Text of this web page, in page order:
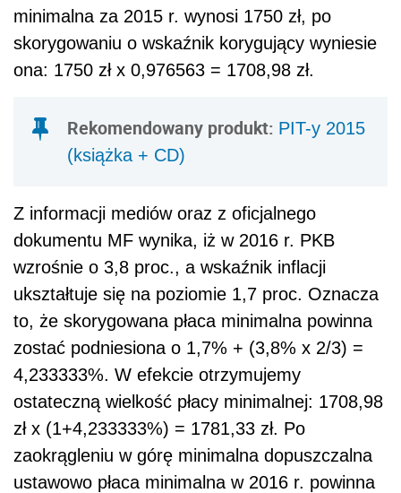
minimalna za 2015 r. wynosi 1750 zł, po
skorygowaniu o wskaźnik korygujący wyniesie
ona: 1750 zł x 0,976563 = 1708,98 zł.
Rekomendowany produkt: PIT-y 2015
(książka + CD)
Z informacji mediów oraz z oficjalnego
dokumentu MF wynika, iż w 2016 r. PKB
wzrośnie o 3,8 proc., a wskaźnik inflacji
ukształtuje się na poziomie 1,7 proc. Oznacza
to, że skorygowana płaca minimalna powinna
zostać podniesiona o 1,7% + (3,8% x 2/3) =
4,233333%. W efekcie otrzymujemy
ostateczną wielkość płacy minimalnej: 1708,98
zł x (1+4,233333%) = 1781,33 zł. Po
zaokrągleniu w górę minimalna dopuszczalna
ustawowo płaca minimalna w 2016 r. powinna